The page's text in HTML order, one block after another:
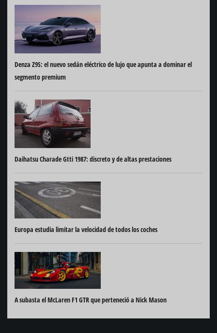
Denza Z9S: el nuevo sedán eléctrico de lujo que apunta a dominar el
segmento premium
Daihatsu Charade Gtti 1987: discreto y de altas prestaciones
Europa estudia limitar la velocidad de todos los coches
A subasta el McLaren F1 GTR que perteneció a Nick Mason